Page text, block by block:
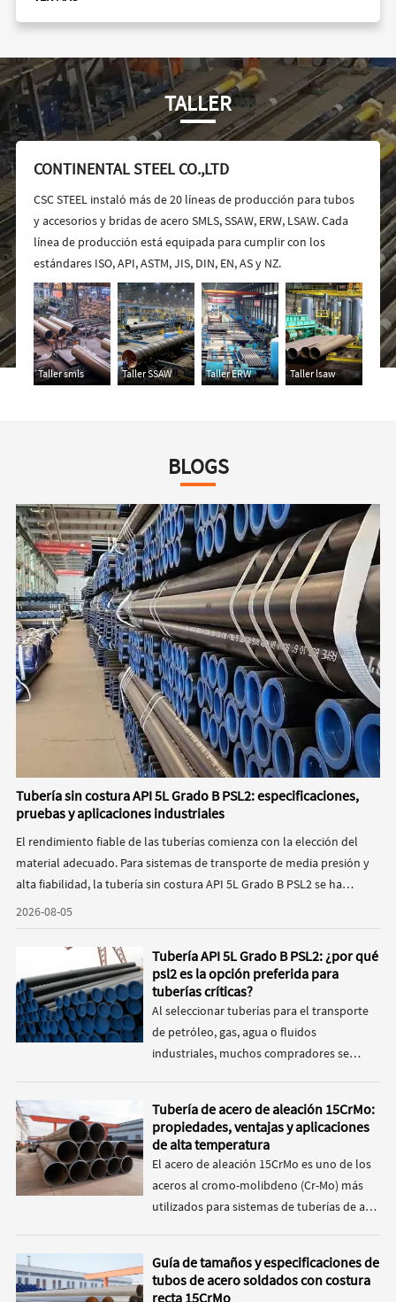
TALLER
CONTINENTAL STEEL CO.,LTD
CSC STEEL instaló más de 20 líneas de producción para tubos
y accesorios y bridas de acero SMLS, SSAW, ERW, LSAW. Cada
línea de producción está equipada para cumplir con los
estándares ISO, API, ASTM, JIS, DIN, EN, AS y NZ.
Taller smls Taller SSAW Taller ERW Taller lsaw
BLOGS
Tubería sin costura API 5L Grado B PSL2: especificaciones,
pruebas y aplicaciones industriales
El rendimiento fiable de las tuberías comienza con la elección del
material adecuado. Para sistemas de transporte de media presión y
alta fiabilidad, la tubería sin costura API 5L Grado B PSL2 se ha
convertido en una de las tuberías de acero al carbono más
especificadas a nivel mundial. Este artículo explica las
especificaciones, los requisitos de ensayo y los usos habituales de la
tubería de acero sin costura API 5L Grado B PSL2.
2026-08-05
Tubería API 5L Grado B PSL2: ¿por qué
psl2 es la opción preferida para
tuberías críticas?
Al seleccionar tuberías para el transporte
de petróleo, gas, agua o fluidos
industriales, muchos compradores se
PSL2? Aunque ambas cumplen con la
especificación API 5L, la PSL2 ofrece
requisitos de calidad más estrictos,
pruebas más rigurosas y una mayor
fiabilidad, lo que la convierte en la opción
tubería API 5L Grado B PSL2, en qué se
diferencia de la PSL1 y por qué se utiliza
Tubería de acero de aleación 15CrMo:
propiedades, ventajas y aplicaciones
de alta temperatura
El acero de aleación 15CrMo es uno de los
aceros al cromo-molibdeno (Cr-Mo) más
utilizados para sistemas de tuberías de alta
excelente resistencia a la fluencia y
resistencia mecánica confiable a
Guía de tamaños y especificaciones de
tubos de acero soldados con costura
recta 15CrMo